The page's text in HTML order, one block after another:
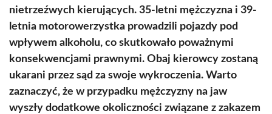
nietrzeźwych kierujących. 35-letni mężczyzna i 39-
letnia motorowerzystka prowadzili pojazdy pod
wpływem alkoholu, co skutkowało poważnymi
konsekwencjami prawnymi. Obaj kierowcy zostaną
ukarani przez sąd za swoje wykroczenia. Warto
zaznaczyć, że w przypadku mężczyzny na jaw
wyszły dodatkowe okoliczności związane z zakazem